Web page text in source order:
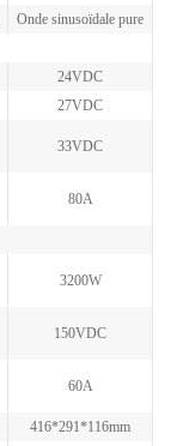
Onde sinusoïdale pure
24VDC
27VDC
33VDC
80A
3200W
150VDC
60A
416*291*116mm